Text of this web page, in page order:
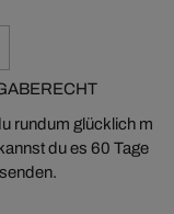
rundum glücklich mit
du es 60 Tage